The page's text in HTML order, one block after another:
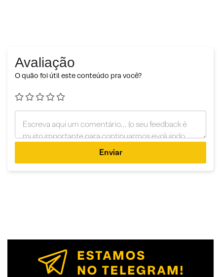
Avaliação
O quão foi útil este conteúdo pra você?
Enviar